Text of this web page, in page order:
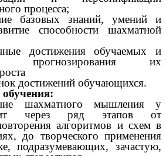
процесса;
базовых знаний, умений и
способности шахматной
достижения обучаемых и
прогнозирования их
достижений обучающихся.
шахматного мышления у
через ряд этапов от
алгоритмов и схем в
до творческого применения
подразумевающих, зачастую,